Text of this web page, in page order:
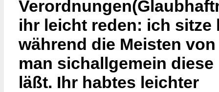
ihr leicht reden: ich
während die Meisten
man sichallgemein
läßt. Ihr habtes leichter